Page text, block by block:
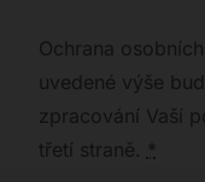
Ochrana
uvedené výše
zpracování Vaší
třetí straně. *